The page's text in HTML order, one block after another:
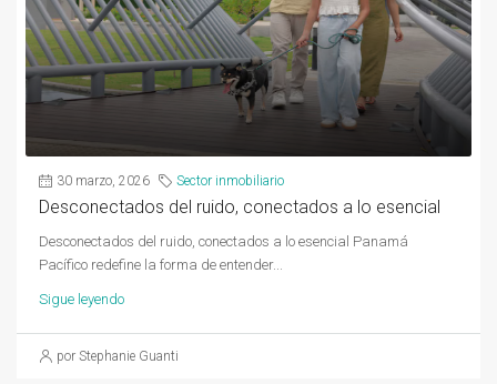
30 marzo, 2026 Sector inmobiliario
Desconectados del ruido, conectados a lo esencial
Desconectados del ruido, conectados a lo esencial Panamá
Pacífico redefine la forma de entender...
Sigue leyendo
por Stephanie Guanti